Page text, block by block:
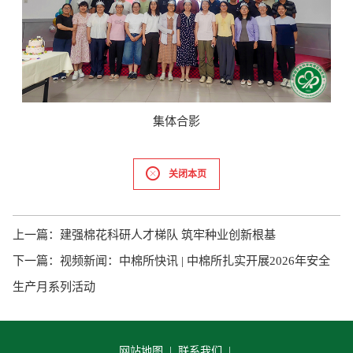
集体合影
关闭本页
上一篇： 建强棉花科研人才梯队 筑牢种业创新根基
下一篇： 视频新闻：中棉所快讯 | 中棉所扎实开展2026年安全
生产月系列活动
网站地图 | 联系我们 |